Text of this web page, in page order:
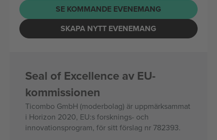
SE KOMMANDE EVENEMANG
SKAPA NYTT EVENEMANG
Seal of Excellence av EU-
kommissionen
Ticombo GmbH (moderbolag) är uppmärksammat
i Horizon 2020, EU:s forsknings- och
innovationsprogram, för sitt förslag nr 782393.